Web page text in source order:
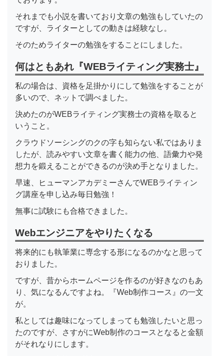
それまでも小説を書いており文章の勉強もしていたの
ですが、ライターとしての動きは経験なし。
そのためライターの勉強をすることにしました。
何はともあれ『WEBライティング実務士』
私の場合は、資格を足掛かりにして勉強をすることが
多いので、ネットで調べました。
決めたのがWEBライティング実務士の資格を取ると
いうこと。
クラウドソーシングのクの字も知らない私ではありま
したが、読みやすい文章を書く能力の他、語彙力や発
想力を鍛えることができるのが決め手となりました。
早速、ヒューマンアカデミーさんでWEBライティン
グ講座を申し込み毎日勉強！
無事に試験にも合格できました。
Webエンジニアをやりたくなる
将来的にも執筆業に専念する形になるのかなと思って
おりました。
ですが、昔からホームページを作るのが好きなのもあ
り、気になるんですよね。『Web制作コース』の一文
が。
私としては趣味になってしまっても勉強したいと思っ
たのですが、さすがにWeb制作のコースとなると金額
がそれなりにします。